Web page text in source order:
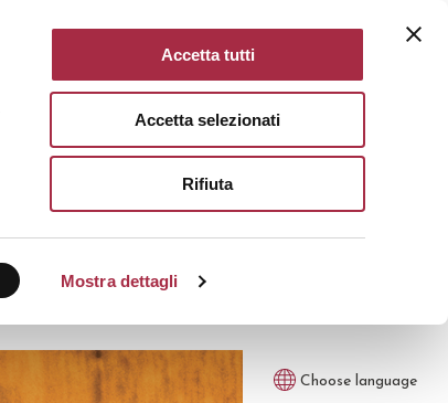
Mostra dettagli
Accetta tutti
Accetta selezionati
Rifiuta
Choose language